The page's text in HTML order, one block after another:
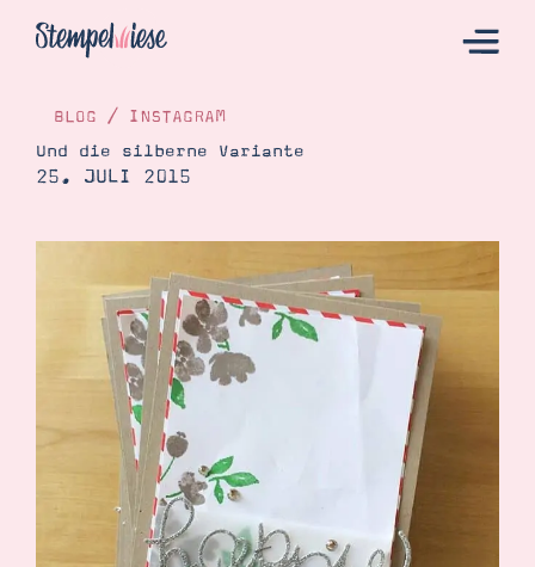
Katalog
Bestellen
Kontakt
Angebote
Demonstrator werden
BLOG / INSTAGRAM
Und die silberne Variante
25. JULI 2015